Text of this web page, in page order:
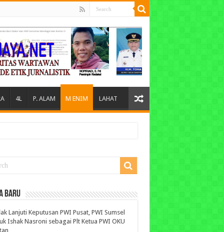
4L P. ALAM M ENIM LAHAT
BARU
Lanjuti Keputusan PWI Pusat, PWI Sumsel
Ishak Nasroni sebagai Plt Ketua PWI OKU